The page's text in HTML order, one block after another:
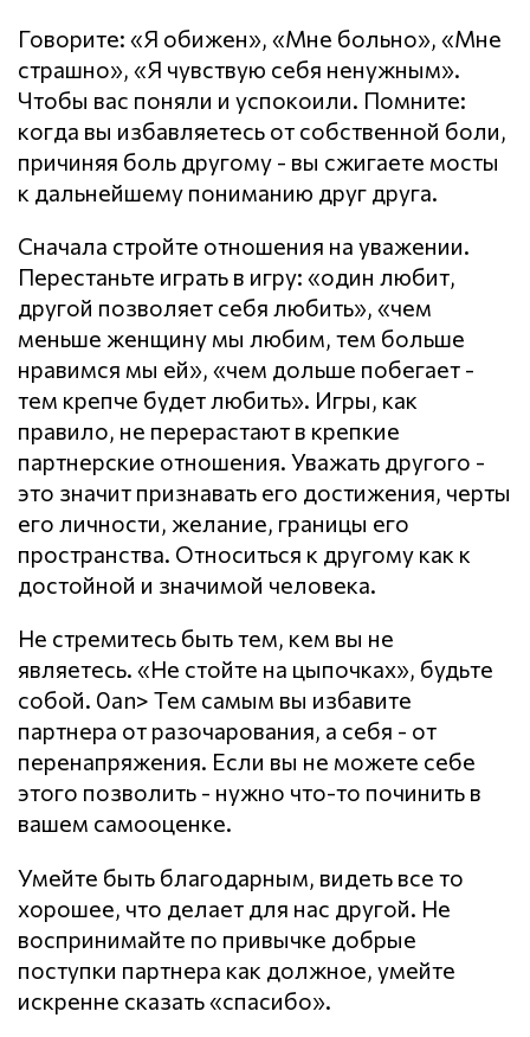
Говорите: «Я обижен», «Мне больно», «Мне
страшно», «Я чувствую себя ненужным».
Чтобы вас поняли и успокоили. Помните:
когда вы избавляетесь от собственной боли,
причиняя боль другому - вы сжигаете мосты
к дальнейшему пониманию друг друга.
Сначала стройте отношения на уважении.
Перестаньте играть в игру: «один любит,
другой позволяет себя любить», «чем
меньше женщину мы любим, тем больше
нравимся мы ей», «чем дольше побегает -
тем крепче будет любить». Игры, как
правило, не перерастают в крепкие
партнерские отношения. Уважать другого -
это значит признавать его достижения, черты
его личности, желание, границы его
пространства. Относиться к другому как к
достойной и значимой человека.
Не стремитесь быть тем, кем вы не
являетесь. «Не стойте на цыпочках», будьте
собой. 0an> Тем самым вы избавите
партнера от разочарования, а себя - от
перенапряжения. Если вы не можете себе
этого позволить - нужно что-то починить в
вашем самооценке.
Умейте быть благодарным, видеть все то
хорошее, что делает для нас другой. Не
воспринимайте по привычке добрые
поступки партнера как должное, умейте
искренне сказать «спасибо».